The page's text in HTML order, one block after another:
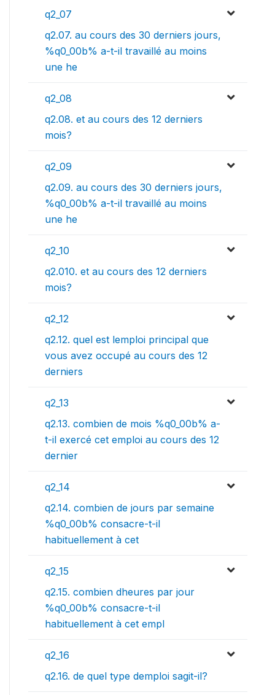
q2_07
q2.07. au cours des 30 derniers jours,
%q0_00b% a-t-il travaillé au moins
une he
q2_08
q2.08. et au cours des 12 derniers
mois?
q2_09
q2.09. au cours des 30 derniers jours,
%q0_00b% a-t-il travaillé au moins
une he
q2_10
q2.010. et au cours des 12 derniers
mois?
q2_12
q2.12. quel est lemploi principal que
vous avez occupé au cours des 12
derniers
q2_13
q2.13. combien de mois %q0_00b% a-
t-il exercé cet emploi au cours des 12
dernier
q2_14
q2.14. combien de jours par semaine
%q0_00b% consacre-t-il
habituellement à cet
q2_15
q2.15. combien dheures par jour
%q0_00b% consacre-t-il
habituellement à cet empl
q2_16
q2.16. de quel type demploi sagit-il?